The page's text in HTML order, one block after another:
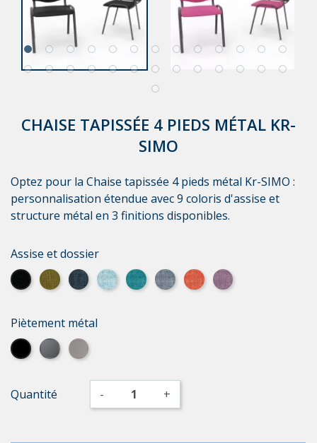
CHAISE TAPISSÉE 4 PIEDS MÉTAL KR-
SIMO
Optez pour la Chaise tapissée 4 pieds métal Kr-SIMO :
personnalisation étendue avec 9 coloris d'assise et
structure métal en 3 finitions disponibles.
Assise et dossier
Tissu lava noir
Tissu only vert
Tissu only bleu
Tissu Tasmania bleu ciel
Tissu Tasmania bleu
Tissu Tasmania bleu gris
Tissu Tasmania orange
Tissu Tasmania
Piètement métal
Noir GraphiteArgenté
Quantité - +